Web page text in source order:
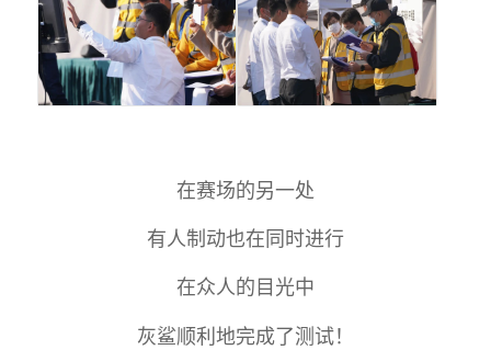
在赛场的另一处
有人制动也在同时进行
在众人的目光中
灰鲨顺利地完成了测试！